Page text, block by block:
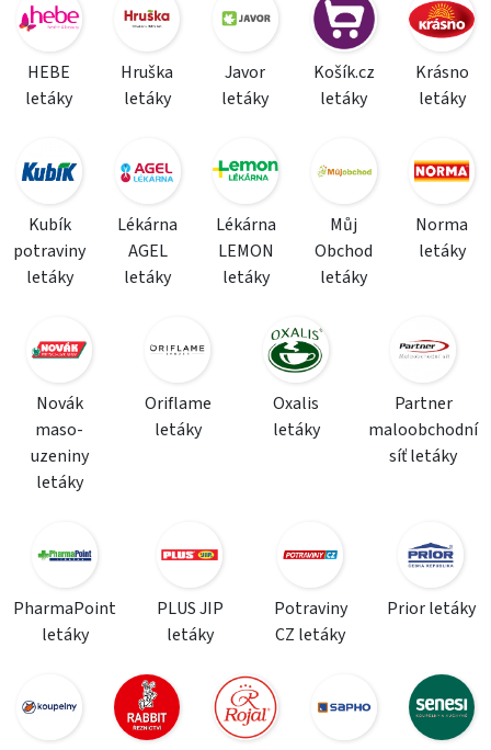
HEBE
letáky
Hruška
letáky
Javor
letáky
Košík.cz
letáky
Krásno
letáky
Kubík
potraviny
letáky
Lékárna
AGEL
letáky
Lékárna
LEMON
letáky
Můj
Obchod
letáky
Norma
letáky
Novák
maso-
uzeniny
letáky
Oriflame
letáky
Oxalis
letáky
Partner
maloobchodní
síť letáky
PharmaPoint
letáky
PLUS JIP
letáky
Potraviny
CZ letáky
Prior letáky